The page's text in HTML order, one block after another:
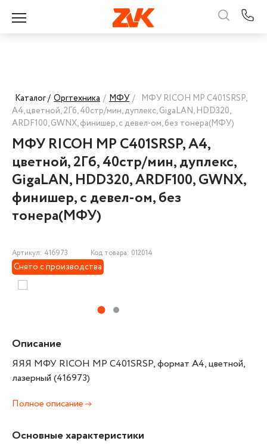
Каталог / Оргтехника / МФУ / МФУ RICOH MP C401SRSP,
A4, цветной, 2Гб, 40стр/мин, дуплекс, GigaLAN, HDD320,
ARDF100, GWNX, финишер, с девел-ом, без тонера(МФУ)
МФУ RICOH MP C401SRSP, A4,
цветной, 2Гб, 40стр/мин, дуплекс,
GigaLAN, HDD320, ARDF100, GWNX,
финишер, с девел-ом, без
тонера(МФУ)
Артикул: 416973 Код товара: 012014
Снято с производства
Описание
ЯЯЯ МФУ RICOH MP C401SRSP, формат А4, цветной,
лазерный (416973)
Полное описание
Основные характеристики